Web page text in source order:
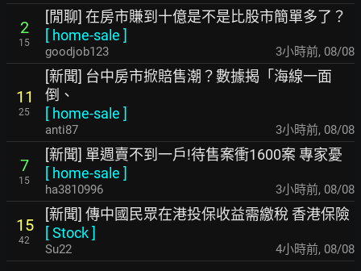
2
15
[閒聊] 在房市賺到十億是不是比股市簡單多了？
[ home-sale ]
goodjob123 3小時前, 08/08
11
25
[新聞] 台中房市掀賠售潮？數據揭「海線一面
倒、
[ home-sale ]
anti87 3小時前, 08/08
7
15
[新聞] 單週賣不到一戶!待售案衝1600案 專家憂
[ home-sale ]
ha3810996 3小時前, 08/08
15
42
[新聞] 傳中國民眾在港投保收益需繳稅 香港保險
[Stock]
Su22 4小時前, 08/08